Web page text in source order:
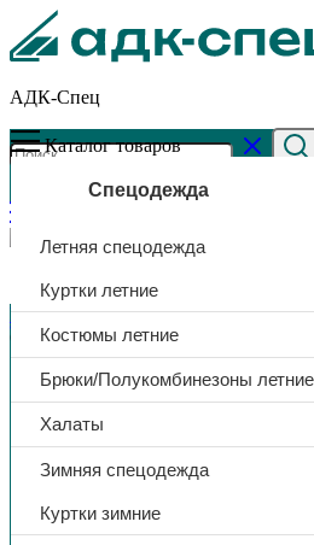
АДК-Спец
0
Каталог товаров
Спецодежда
Летняя спецодежда
Куртки летние
Костюмы летние
Брюки/Полукомбинезоны летние
Халаты
Зимняя спецодежда
Куртки зимние
Главная страница»Каталог»
(синий)